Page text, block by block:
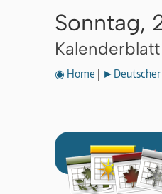
Sonntag,
◉ Home ►Deutscher